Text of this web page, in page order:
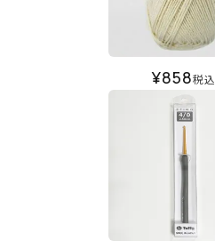
¥858税込